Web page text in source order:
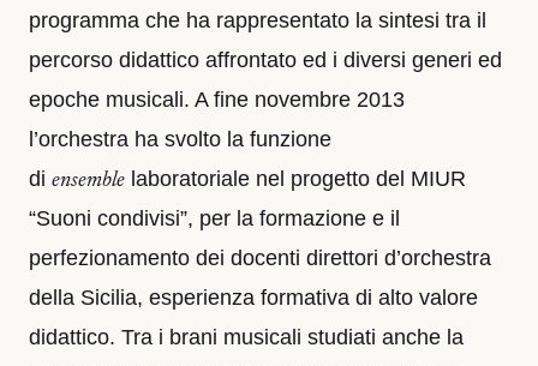
programma che ha rappresentato la sintesi tra il
percorso didattico affrontato ed i diversi generi ed
epoche musicali. A fine novembre 2013
l’orchestra ha svolto la funzione
di ensemble laboratoriale nel progetto del MIUR
“Suoni condivisi”, per la formazione e il
perfezionamento dei docenti direttori d’orchestra
della Sicilia, esperienza formativa di alto valore
didattico. Tra i brani musicali studiati anche la